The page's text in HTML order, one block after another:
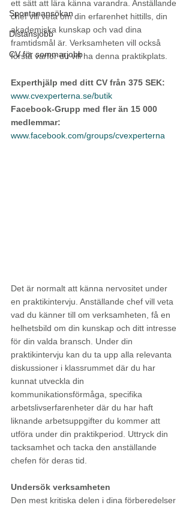
Spontanansökan
Distansjobb
CV för sommarjobb
ett sätt att lära känna varandra. Anställande
chef vill veta om din erfarenhet hittills, din
akademiska kunskap och vad dina
framtidsmål är. Verksamheten vill också
förstå varför du vill ha denna praktikplats.
Experthjälp med ditt CV från 375 SEK:
www.cvexperterna.se/butik
Facebook-Grupp med fler än 15 000
medlemmar:
www.facebook.com/groups/cvexperterna
Det är normalt att känna nervositet under
en praktikintervju. Anställande chef vill veta
vad du känner till om verksamheten, få en
helhetsbild om din kunskap och ditt intresse
för din valda bransch. Under din
praktikintervju kan du ta upp alla relevanta
diskussioner i klassrummet där du har
kunnat utveckla din
kommunikationsförmåga, specifika
arbetslivserfarenheter där du har haft
liknande arbetsuppgifter du kommer att
utföra under din praktikperiod. Uttryck din
tacksamhet och tacka den anställande
chefen för deras tid.
Undersök verksamheten
Den mest kritiska delen i dina förberedelser